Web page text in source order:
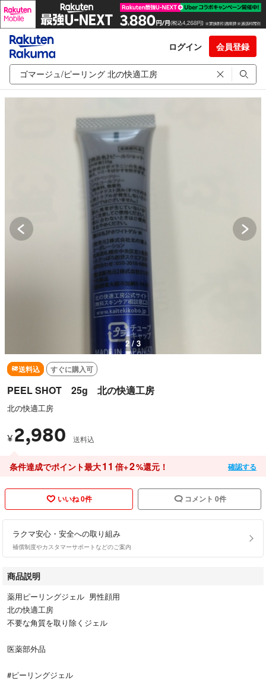
ログイン 会員登録
2 / 3
送料込 すぐに購入可
PEEL SHOT 25g 北の快適工房
北の快適工房
¥ 2,980 送料込
条件達成でポイント最大11 倍+2%還元！ 確認する
いいね 0件 コメント 0件
ラクマ安心・安全への取り組み
補償制度やカスタマーサポートなどのご案内
商品説明
薬用ピーリングジェル 男性顔用
北の快適工房
不要な角質を取り除くジェル
医薬部外品
#ピーリングジェル